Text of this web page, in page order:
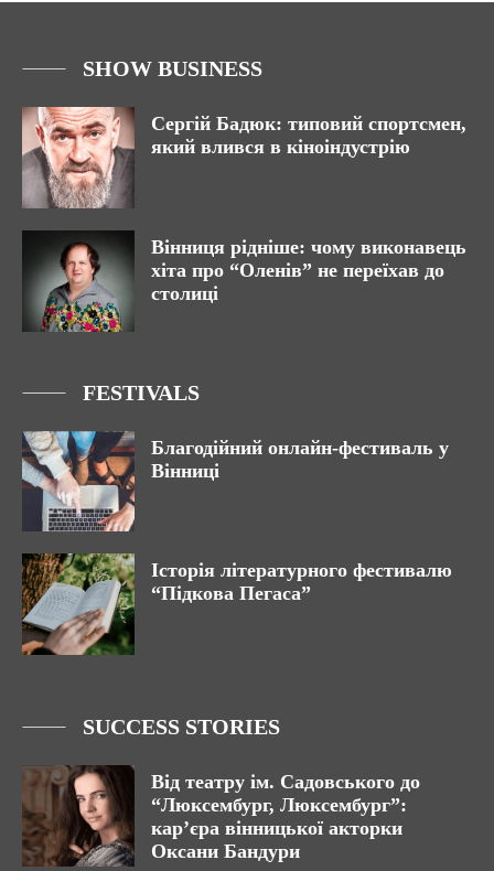
SHOW BUSINESS
Сергій Бадюк: типовий спортсмен,
який влився в кіноіндустрію
Вінниця рідніше: чому виконавець
хіта про “Оленів” не переїхав до
столиці
FESTIVALS
Благодійний онлайн-фестиваль у
Вінниці
Історія літературного фестивалю
“Підкова Пегаса”
SUCCESS STORIES
Від театру ім. Садовського до
“Люксембург, Люксембург”:
кар’єра вінницької акторки
Оксани Бандури